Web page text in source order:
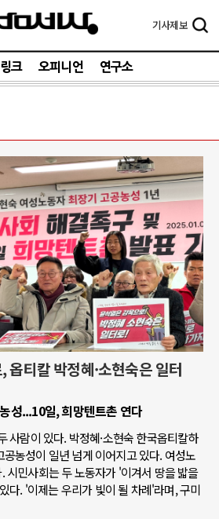
기사제보
크 오피니언 연구소
티칼 박정혜·소현숙은 일터
성...10일, 희망텐트촌 연다
사람이 있다. 박정혜·소현숙 한국옵티칼하
농성이 일년 넘게 이어지고 있다. 여성노
시민사회는 두 노동자가 '이겨서 땅을 밟을
다. '이제는 우리가 빛이 될 차례'라며, 구미